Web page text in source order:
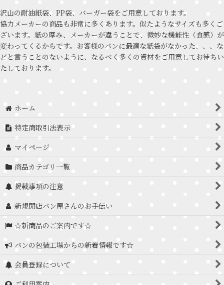
沢山の耐油紙袋、PP袋、バーガー袋をご用意しております。
協力メーカーの商品も非常に多くあります。似たようなサイズも多くご
ざいます。紙の厚み、メーカーが違うことで、微妙な機能性（食感）が
変わってくるからです。お客様のパンに最適な紙袋がなかった、、、な
どと言うことのないように、なるべく多くの資材をご用意してお待ちい
たしております。
ホーム
特定商取引法表示
マイページ
商品カテゴリ一覧
掲載事項の注意
新規開店パン屋さんのお手伝い
☆新商品のご案内です☆
パンの包装工場からの新着情報です☆
会員登録について